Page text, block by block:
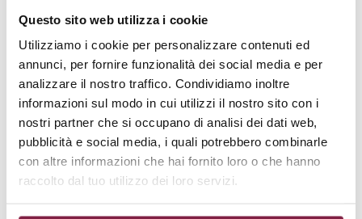
Questo sito web utilizza i cookie
Utilizziamo i cookie per personalizzare contenuti ed
annunci, per fornire funzionalità dei social media e per
analizzare il nostro traffico. Condividiamo inoltre
informazioni sul modo in cui utilizzi il nostro sito con i
nostri partner che si occupano di analisi dei dati web,
pubblicità e social media, i quali potrebbero combinarle
con altre informazioni che hai fornito loro o che hanno
raccolto dal tuo utilizzo dei loro servizi.
Classe di Concorso A57?
Le opportunità di insegnamento con la
Classe di
Concorso A57abbracciano una vasta gamma di
contesti formativi, offrendo spazi diversificati per
esprimere competenze e professionalità in diversi
ambiti scolastici. Di seguito, un elenco degli istituti
dove è possibile insegnare: